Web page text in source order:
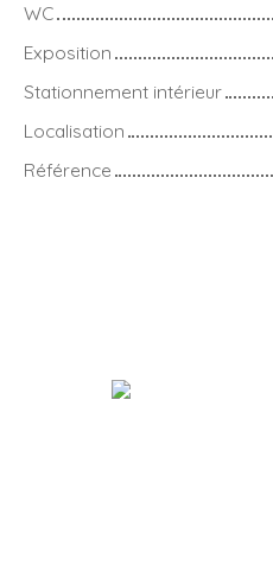
WC
Exposition
Stationnement intérieur
Localisation
Référence